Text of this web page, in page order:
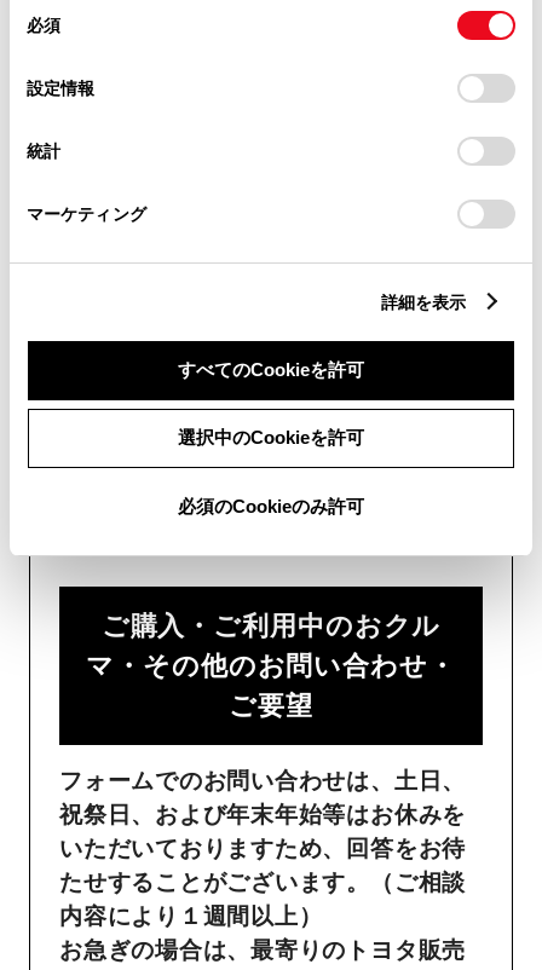
デバイスにすべてのCookie(クッキー)が保存されることに同
意したことになります。Cookie(クッキー)のオプトアウト、
設定の変更、同意を撤回したりするにあたっては、当社の
「Cookie（クッキー）情報の取り扱いについて
」をご覧くだ
必須
設定情報
統計
マーケティング
詳細を表示
すべてのCookieを許可
選択中のCookieを許可
必須のCookieのみ許可
（長期連休などの当社指定日を除く）
画面右下の
い。
フォームでお問い合わせ
ご購入・ご利用中のおクル
マ・その他のお問い合わせ・
ご要望​
フォームでのお問い合わせは、土日、
祝祭日、および年末年始等はお休みを
いただいておりますため、回答をお待
たせすることがございます。（ご相談
内容により１週間以上）
お急ぎの場合は、最寄りのトヨタ販売